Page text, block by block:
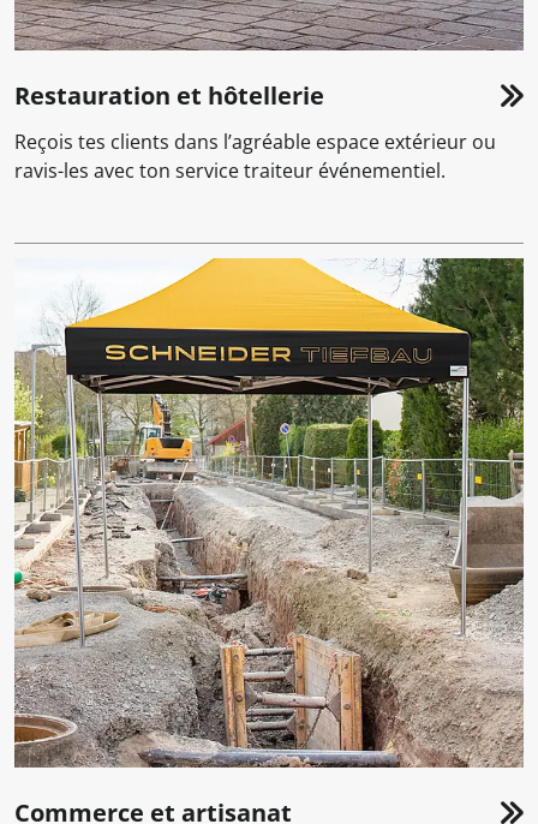
Restauration et hôtellerie
Reçois tes clients dans l’agréable espace extérieur ou
ravis-les avec ton service traiteur événementiel.
Commerce et artisanat